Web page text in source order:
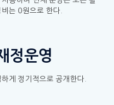
는 0원으로 한다.
정운영
게 정기적으로 공개한다.